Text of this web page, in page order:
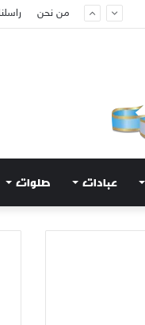
من نحن
عبادات صلوات